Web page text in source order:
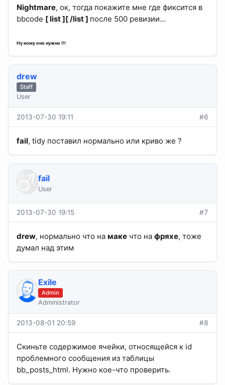
Nightmare, ок, тогда покажите мне где фиксится в
bbcode [ list ][ /list ] после 500 ревизии...
Ну кому оно нужно !!!
drew
Staff
User
2013-07-30 19:11 #6
fail, tidy поставил нормально или криво же ?
fail
User
2013-07-30 19:15 #7
drew, нормально что на маке что на фряхе, тоже
думал над этим
Exile
Admin
Administrator
2013-08-01 20:59 #8
Скиньте содержимое ячейки, относящейся к id
проблемного сообщения из таблицы
bb_posts_html. Нужно кое-что проверить.